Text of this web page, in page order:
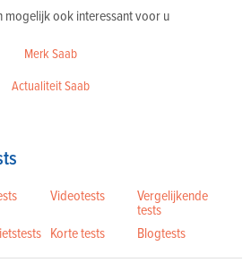
mogelijk ook interessant voor u
Merk Saab
Actualiteit Saab
Videotests Vergelijkende
tests
Korte tests Blogtests